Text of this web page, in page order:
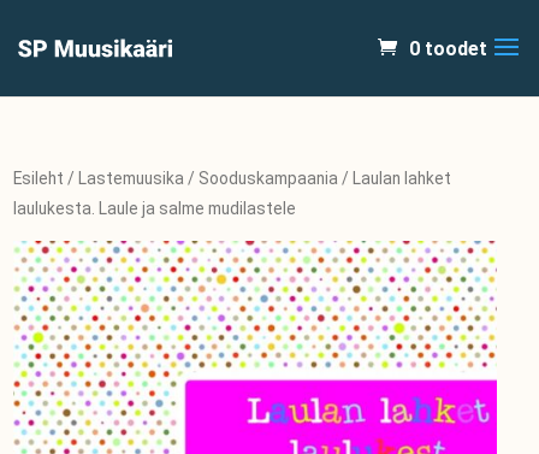
0 toodet
Esileht / Lastemuusika / Sooduskampaania / Laulan lahket
laulukesta. Laule ja salme mudilastele